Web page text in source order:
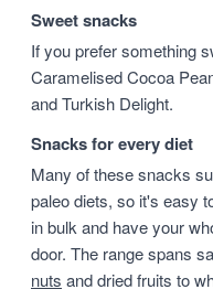
Sweet snacks
If you prefer something
Caramelised Cocoa
and Turkish Delight.
Snacks for every diet
Many of these snacks
paleo diets, so it's easy
in bulk and have your
door. The range spans
nuts and dried fruits to